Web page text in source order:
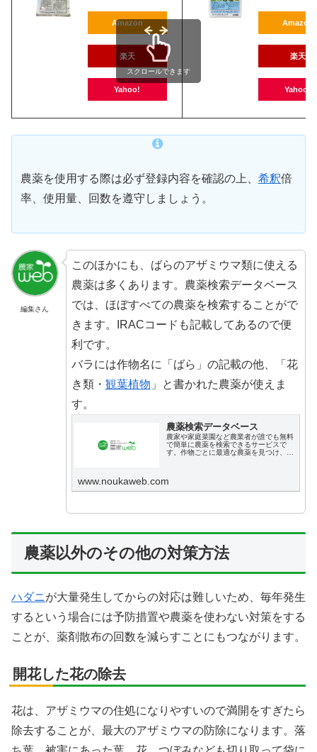
Amazon
楽天
Yahoo!
Amazon
楽天
Yahoo!
スクロールできます
農薬を使用する際は必ず登録内容を確認の上、 希釈倍
率、使用量、回数を遵守しましょう。
編集さん
このほかにも、ばらのアザミウマ類に使える
農薬は多くあります。農薬検索データベース
では、ほぼすべての農薬を検索することがで
きます。IRACコードも記載してあるので便
利です。
バラには作物名に「ばら」の記載の他、「花
き類・ 観葉植物 」と書かれた農薬が使えま
す。
農薬検索データベース
農家や家庭菜園など農業者が誰でも無料
で簡単に農薬を検索できるサービスで
す。作物ごとに最適な農薬を見つけ、効
www.noukaweb.com
農薬以外のその他の対策方法
ハダニが大量発生してからの対応は難しいため、毎年発生
するという場合には予防措置や農薬を使わない対策をする
ことが、薬剤散布の回数を減らすことにもつながります。
開花した花の除去
花は、アザミウマの住処になりやすいので満開をすぎたら
除去することが、最大のアザミウマの防除になります。落